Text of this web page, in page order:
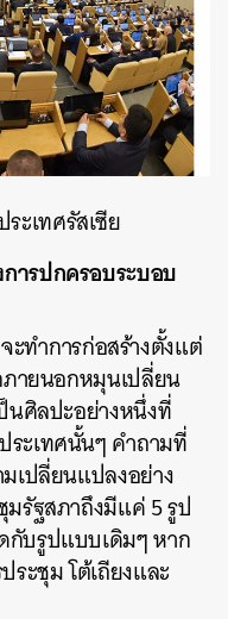
ะเทศรัสเซีย
ารปกครอบระบอบ
ทำการก่อสร้างตั้งแต่
ภายนอกหมุนเปลี่ยน
นศิลปะอย่างหนึ่งที่
ะเทศนั้นๆ คำถามที่
เปลี่ยนแปลงอย่าง
มรัฐสภาถึงมีแค่ 5 รูป
กับรูปแบบเดิมๆ หาก
ระชุม โต้เถียงและ